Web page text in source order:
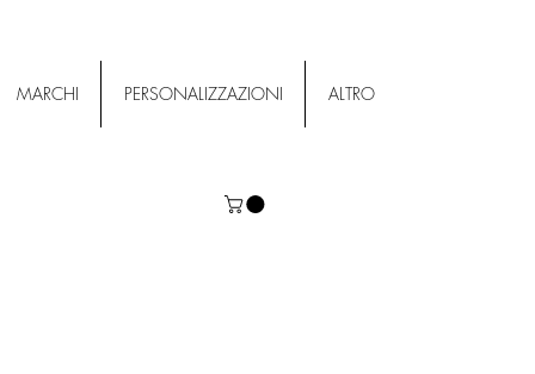
MARCHI PERSONALIZZAZIONI ALTRO